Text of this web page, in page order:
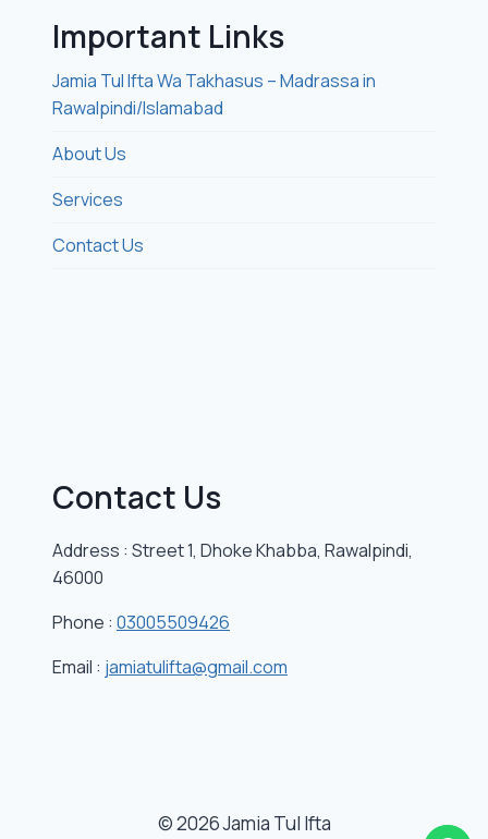
Important Links
Jamia Tul Ifta Wa Takhasus – Madrassa in
Rawalpindi/Islamabad
About Us
Services
Contact Us
Contact Us
Address : Street 1, Dhoke Khabba, Rawalpindi,
46000
Phone : 03005509426
Email : jamiatulifta@gmail.com
© 2026 Jamia Tul Ifta